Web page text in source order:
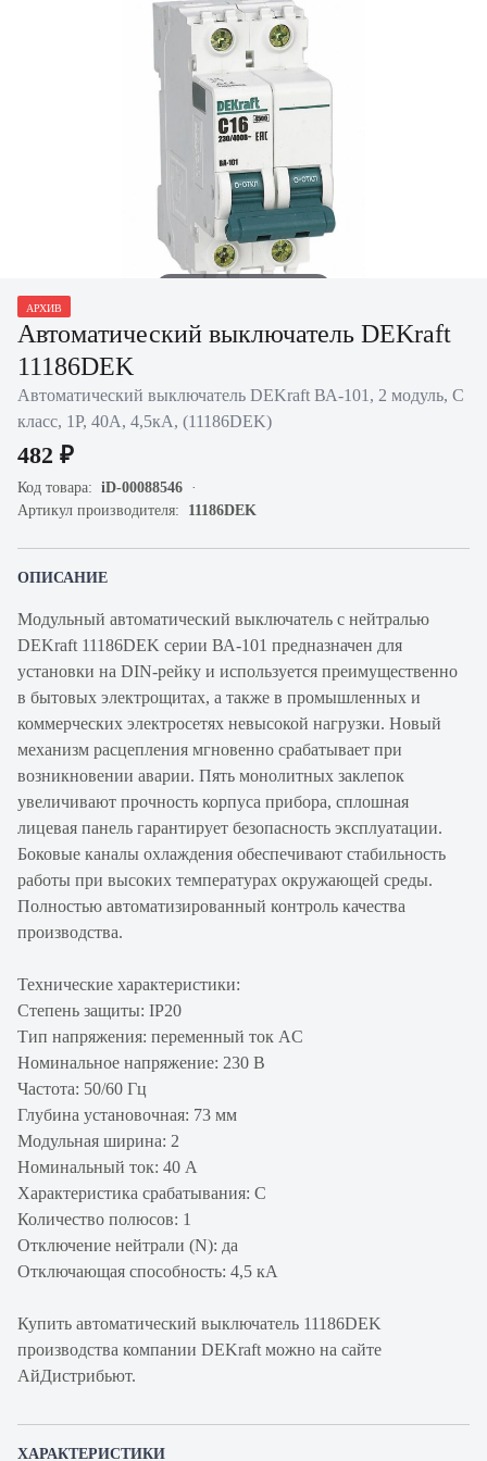
АРХИВ
Автоматический выключатель DEKraft
11186DEK
Автоматический выключатель DEKraft ВА-101, 2 модуль, C
класс, 1P, 40А, 4,5кА, (11186DEK)
482 ₽
Код товара: iD-00088546
Артикул производителя: 11186DEK
ОПИСАНИЕ
Модульный автоматический выключатель с нейтралью
DEKraft 11186DEK серии ВА-101 предназначен для
установки на DIN-рейку и используется преимущественно
в бытовых электрощитах, а также в промышленных и
коммерческих электросетях невысокой нагрузки. Новый
механизм расцепления мгновенно срабатывает при
возникновении аварии. Пять монолитных заклепок
увеличивают прочность корпуса прибора, сплошная
лицевая панель гарантирует безопасность эксплуатации.
Боковые каналы охлаждения обеспечивают стабильность
работы при высоких температурах окружающей среды.
Полностью автоматизированный контроль качества
производства.
Технические характеристики:
Степень защиты: IP20
Тип напряжения: переменный ток AC
Номинальное напряжение: 230 В
Частота: 50/60 Гц
Глубина установочная: 73 мм
Модульная ширина: 2
Номинальный ток: 40 А
Характеристика срабатывания: C
Количество полюсов: 1
Отключение нейтрали (N): да
Отключающая способность: 4,5 кА
Купить автоматический выключатель 11186DEK
производства компании DEKraft можно на сайте
АйДистрибьют.
ХАРАКТЕРИСТИКИ